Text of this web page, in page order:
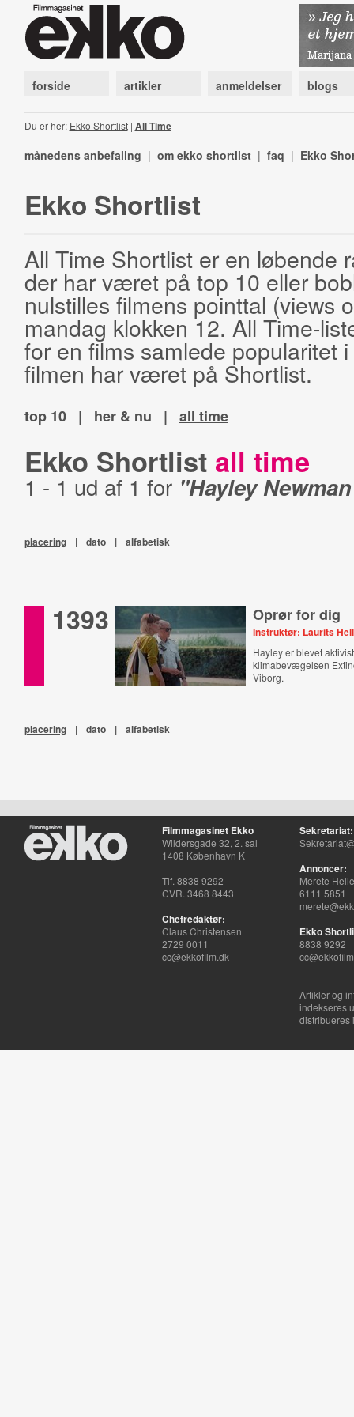
forside artikler anmeldelser blogs
Du er her: Ekko Shortlist| All Time
månedens anbefaling | om ekko shortlist | faq | Ekko
Ekko Shortlist
All Time Shortlist er en løbende
der har været på top 10 eller
nulstilles filmens pointtal (views
mandag klokken 12. All Time-
for en films samlede popularitet
filmen har været på Shortlist.
top 10 | her & nu | all time
Ekko Shortlist all time
1 - 1 ud af 1 for "Hayley
placering | dato | alfabetisk
1393 Oprør for dig
Instruktør: Laurits
Hayley er blevet
klimabevægelsen
Viborg.
placering | dato | alfabetisk
Filmmagasinet Ekko
Wildersgade 32, 2. sal
1408 København K
Tlf. 8838 9292
CVR. 3468 8443
Chefredaktør:
Claus Christensen
2729 0011
cc@ekkofilm.dk
Sekretariat:
Annoncer:
Merete
6111 5851
Ekko
8838 9292
Artikler og
indekseres
distribueres